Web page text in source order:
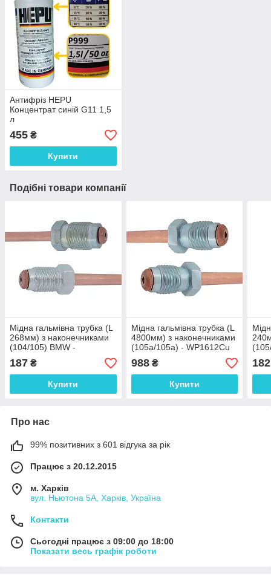
Антифріз HEPU
Концентрат синій G11 1,5
л
455 ₴
Купити
Подібні товари компанії
Мідна гальмівна трубка (L
268мм) з наконечниками
(104/105) BMW -
187 ₴
Купити
Мідна гальмівна трубка (L
4800мм) з наконечниками
(105а/105а) - WP1612Cu
988₴
Купити
182
Про нас
99% позитивних з 601 відгука за рік
Працює з 20.12.2015
м. Харків
вул. Ньютона 5А, Харків, Україна
Контакти
Сьогодні працює з 09:00 до 18:00
Показати весь графік роботи